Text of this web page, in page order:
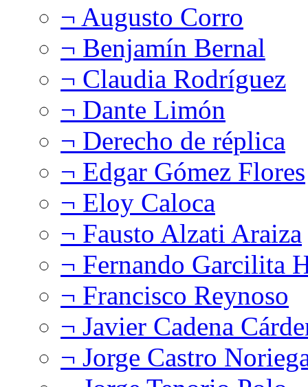
¬ Augusto Corro
¬ Benjamín Bernal
¬ Claudia Rodríguez
¬ Dante Limón
¬ Derecho de réplica
¬ Edgar Gómez Flores
¬ Eloy Caloca
¬ Fausto Alzati Araiza
¬ Fernando Garcilita
¬ Francisco Reynoso
¬ Javier Cadena
¬ Jorge Castro